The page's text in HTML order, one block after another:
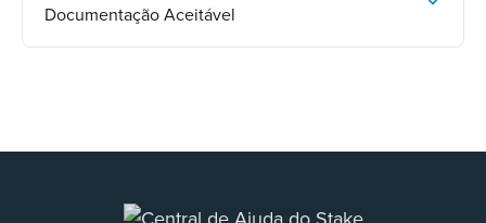
Documentação Aceitável